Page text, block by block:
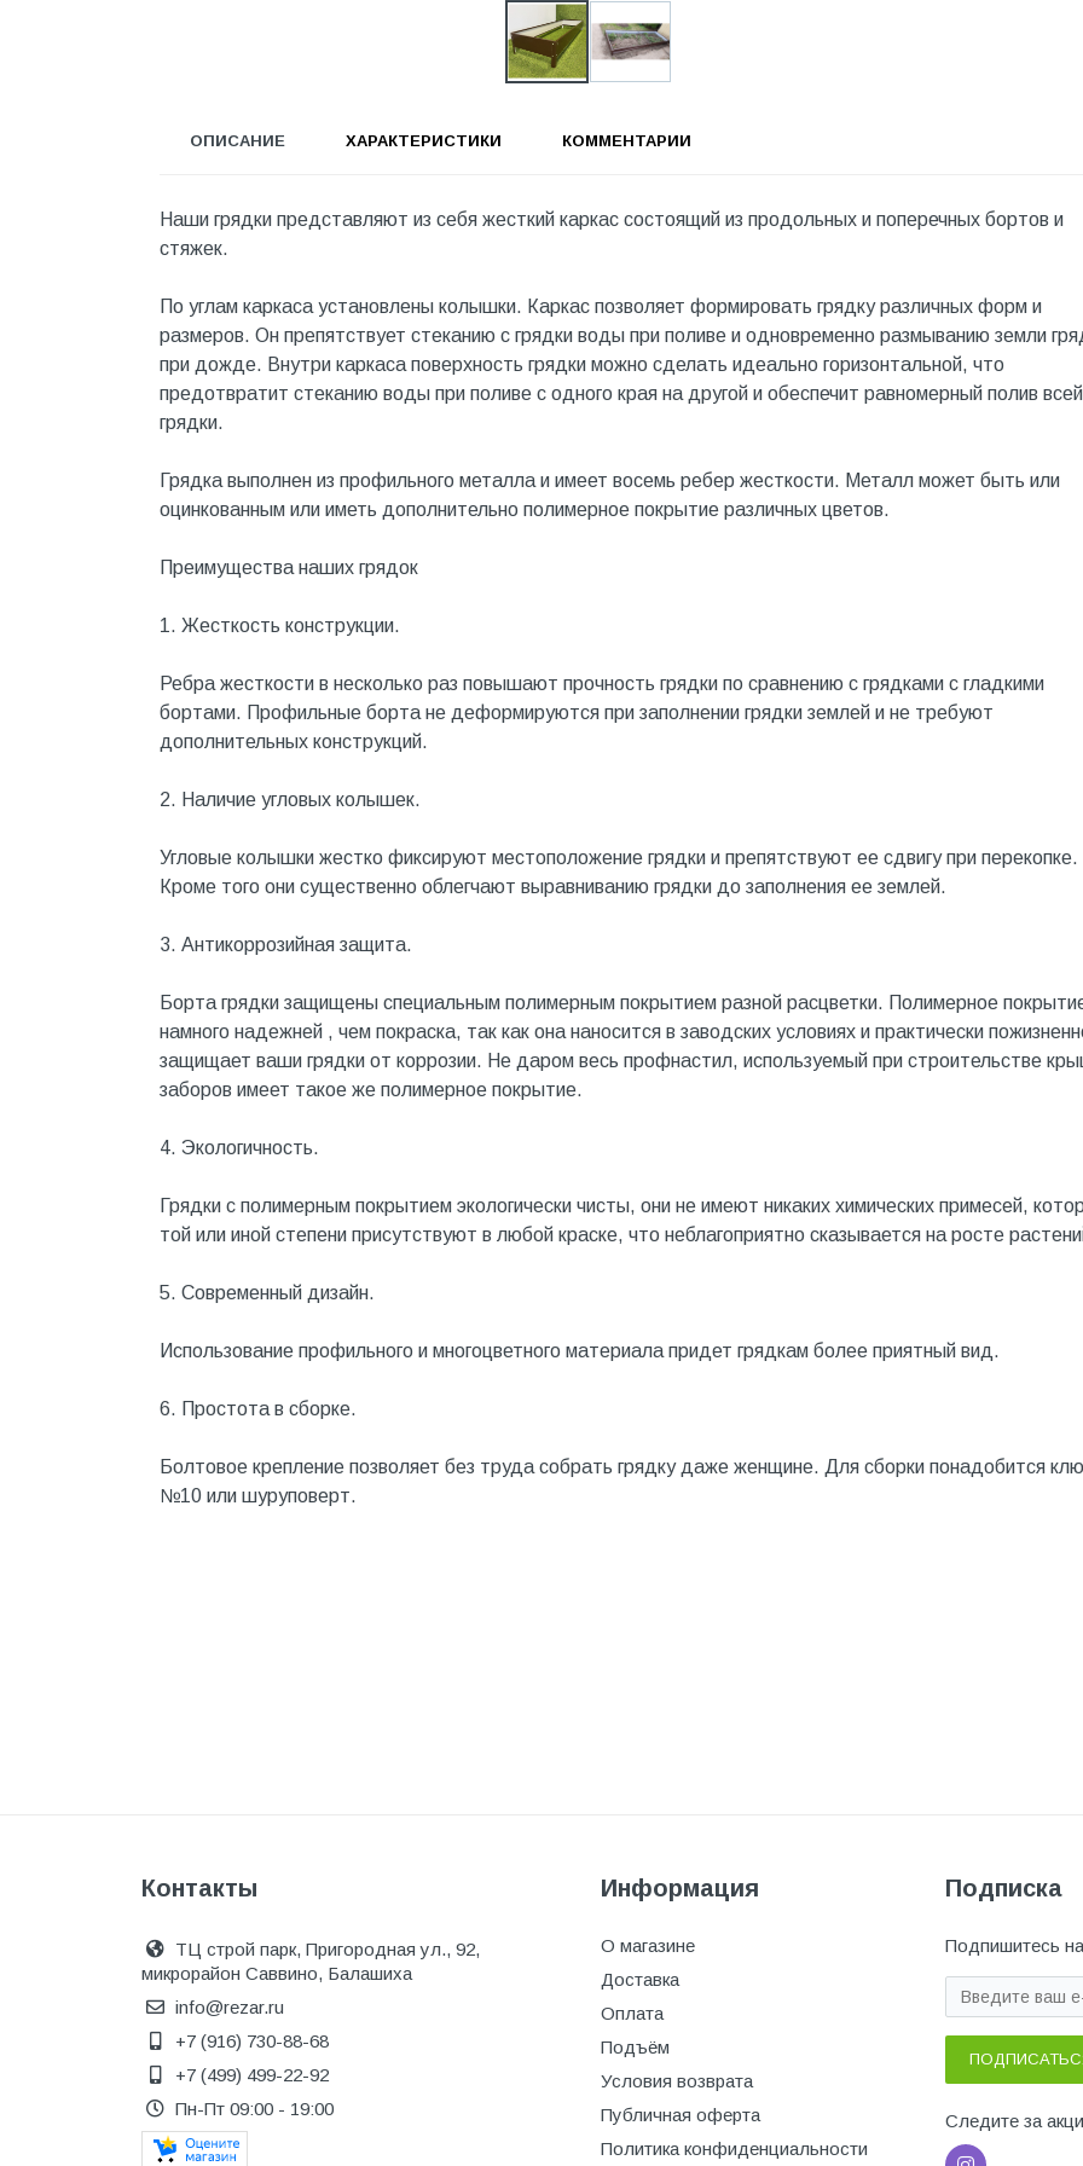
Канализация
Керамика и керамогранит
Клеи, герметики, пены
Клей монтажный
Коллекторы и шкафы
Косметика и уход
Крепёж
Крепеж и герметики
Крепеж, фурнитура
Лак и растворитель
Лакокрасочные материалы
Лепнина для покраски со
Малярно-штукатурные
инструменты
Межкомнатные двери
Металлопрокат и
Механизированные
инструменты
Напольные покрытия
Нерудный материал
Облицовочная доска
Обогревательное
Пиломатериалы
Плинтус напольный
ПОД ЗАКАЗ
Предохранительная арматура
Предохранительные клапана
ОПИСАНИЕ ХАРАКТЕРИСТИКИ КОММЕНТАРИИ
Наши грядки представляют из себя жесткий каркас состоящий из продольных и поперечных бортов и
стяжек.
По углам каркаса установлены колышки. Каркас позволяет формировать грядку различных форм и
размеров. Он препятствует стеканию с грядки воды при поливе и одновременно размыванию земли
при дожде. Внутри каркаса поверхность грядки можно сделать идеально горизонтальной, что
предотвратит стеканию воды при поливе с одного края на другой и обеспечит равномерный полив всей
грядки.
Грядка выполнен из профильного металла и имеет восемь ребер жесткости. Металл может быть или
оцинкованным или иметь дополнительно полимерное покрытие различных цветов.
Преимущества наших грядок
1. Жесткость конструкции.
Ребра жесткости в несколько раз повышают прочность грядки по сравнению с грядками с гладкими
бортами. Профильные борта не деформируются при заполнении грядки землей и не требуют
дополнительных конструкций.
2. Наличие угловых колышек.
Угловые колышки жестко фиксируют местоположение грядки и препятствуют ее сдвигу при перекопке.
Кроме того они существенно облегчают выравниванию грядки до заполнения ее землей.
3. Антикоррозийная защита.
Борта грядки защищены специальным полимерным покрытием разной расцветки. Полимерное
намного надежней , чем покраска, так как она наносится в заводских условиях и практически
защищает ваши грядки от коррозии. Не даром весь профнастил, используемый при строительстве
заборов имеет такое же полимерное покрытие.
4. Экологичность.
Грядки с полимерным покрытием экологически чисты, они не имеют никаких химических примесей,
той или иной степени присутствуют в любой краске, что неблагоприятно сказывается на росте
5. Современный дизайн.
Использование профильного и многоцветного материала придет грядкам более приятный вид.
6. Простота в сборке.
Болтовое крепление позволяет без труда собрать грядку даже женщине. Для сборки понадобится
№10 или шуруповерт.
Контакты
ТЦ строй парк, Пригородная ул., 92,
микрорайон Саввино, Балашиха
info@rezar.ru
+7 (916) 730-88-68
+7 (499) 499-22-92
Пн-Пт 09:00 - 19:00
Информация
О магазине
Доставка
Оплата
Подъём
Условия возврата
Публичная оферта
Политика конфиденциальности
Подписка
Подпишитесь
Следите за